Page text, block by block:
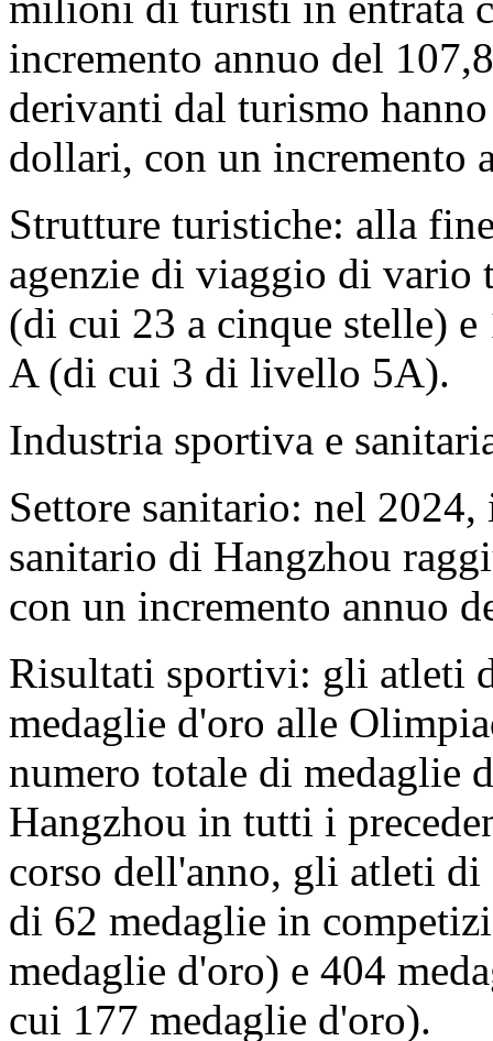
incremento annuo del
derivanti dal turismo
dollari, con un incremento
Strutture turistiche: alla
agenzie di viaggio di vario
(di cui 23 a cinque stelle)
A (di cui 3 di livello 5A).
Industria sportiva e
Settore sanitario: nel
sanitario di Hangzhou
con un incremento annuo
Risultati sportivi: gli atleti
medaglie d'oro alle
numero totale di medaglie
Hangzhou in tutti i
corso dell'anno, gli atleti
di 62 medaglie in
medaglie d'oro) e 404
cui 177 medaglie d'oro).